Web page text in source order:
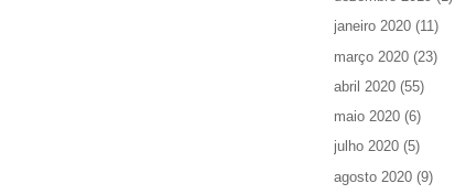
janeiro 2020 (11)
março 2020 (23)
abril 2020 (55)
maio 2020 (6)
julho 2020 (5)
agosto 2020 (9)